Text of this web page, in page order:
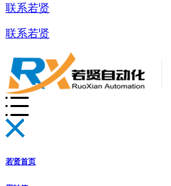
联系若贤
联系若贤
若贤首页